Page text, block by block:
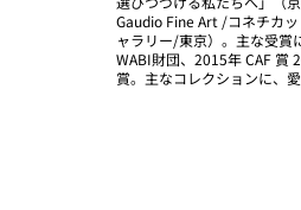
Gaudio Fine Art /コネチカ
ャラリー/東京）。主な受
WABI財団、2015年 CAF 賞
賞。主なコレクションに、